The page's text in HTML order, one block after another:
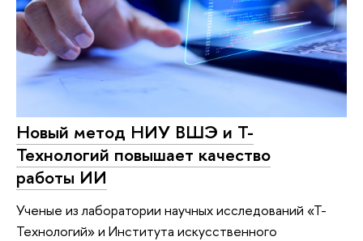
Новый метод НИУ ВШЭ и Т-
Технологий повышает качество
работы ИИ
Ученые из лаборатории научных исследований «Т-
Технологий» и Института искусственного